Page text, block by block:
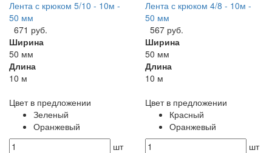
Лента с крюком 5/10 - 10м -
50 мм
671 руб.
Ширина
50 мм
Длина
10 м
Цвет в предложении
Зеленый
Оранжевый
шт
Лента с крюком 4/8 - 10м -
50 мм
567 руб.
Ширина
50 мм
Длина
10 м
Цвет в предложении
Красный
Оранжевый
шт